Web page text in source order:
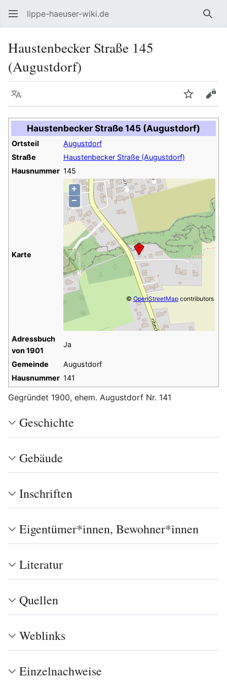
lippe-haeuser-wiki.de
Haustenbecker Straße 145
(Augustdorf)
Sprache
Haustenbecker Straße 145 (Augustdorf)
Ortsteil
Augustdorf
Straße
Haustenbecker Straße (Augustdorf)
Hausnummer 145
Karte
+
−
©OpenStreetMapcontributors
Adressbuch
von 1901
Ja
Gemeinde
Augustdorf
Hausnummer 141
Gegründet 1900, ehem. Augustdorf Nr. 141
Geschichte
Gebäude
Inschriften
Eigentümer*innen, Bewohner*innen
Literatur
Quellen
Weblinks
Einzelnachweise